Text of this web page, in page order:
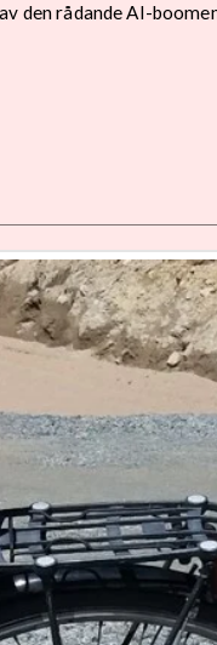
den rådande AI-